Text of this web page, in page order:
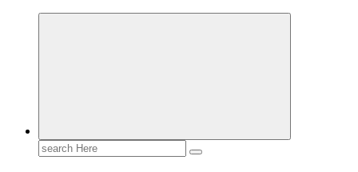
Search
for: